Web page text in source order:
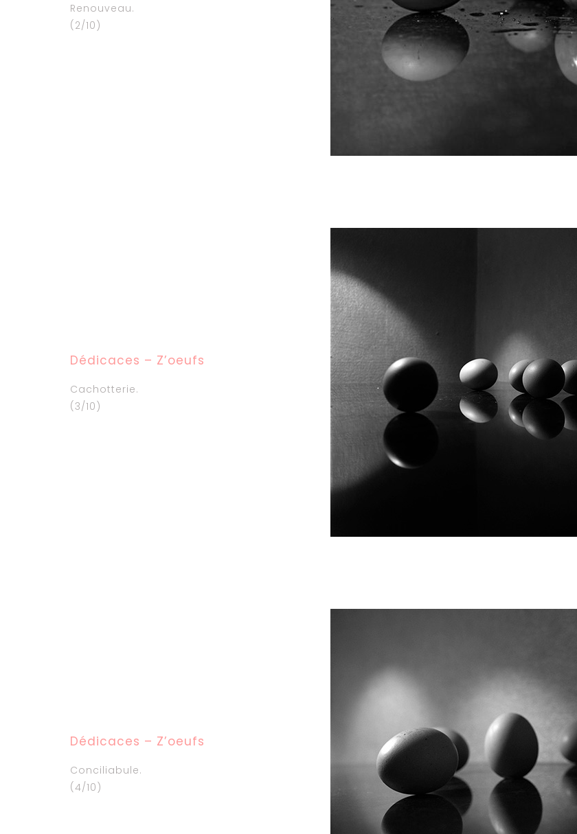
Renouveau.
(2/10)
Dédicaces – Z’oeufs
Cachotterie.
(3/10)
Dédicaces – Z’oeufs
Conciliabule.
(4/10)